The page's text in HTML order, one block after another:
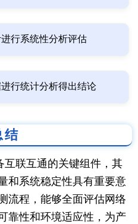
行系统性分析评估
行统计分析得出结论
结
互联互通的关键组件，其
和系统稳定性具有重要意
流程，能够全面评估网络
靠性和环境适应性，为产